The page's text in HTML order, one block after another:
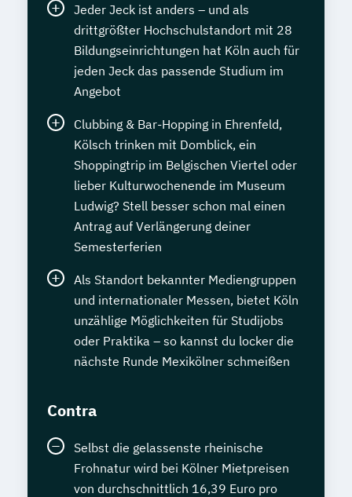
Jeder Jeck ist anders – und als
drittgrößter Hochschulstandort mit 28
Bildungseinrichtungen hat Köln auch für
jeden Jeck das passende Studium im
Angebot
Clubbing & Bar-Hopping in Ehrenfeld,
Kölsch trinken mit Domblick, ein
Shoppingtrip im Belgischen Viertel oder
lieber Kulturwochenende im Museum
Ludwig? Stell besser schon mal einen
Antrag auf Verlängerung deiner
Semesterferien
Als Standort bekannter Mediengruppen
und internationaler Messen, bietet Köln
unzählige Möglichkeiten für Studijobs
oder Praktika – so kannst du locker die
nächste Runde Mexikölner schmeißen
Contra
Selbst die gelassenste rheinische
Frohnatur wird bei Kölner Mietpreisen
von durchschnittlich 16,39 Euro pro